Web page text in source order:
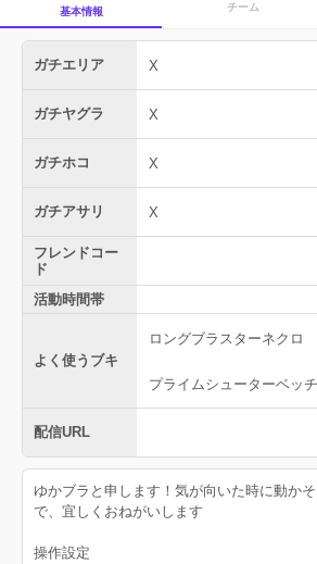
基本情報 チーム
ガチエリア X
ガチヤグラ X
ガチホコ X
ガチアサリ X
フレンドコー
ド
活動時間帯
よく使うブキ
ロングブラスターネクロ
プライムシューターベッ
配信URL
ゆかブラと申します！気が向いた時に動か
で、宜しくおねがいします
操作設定